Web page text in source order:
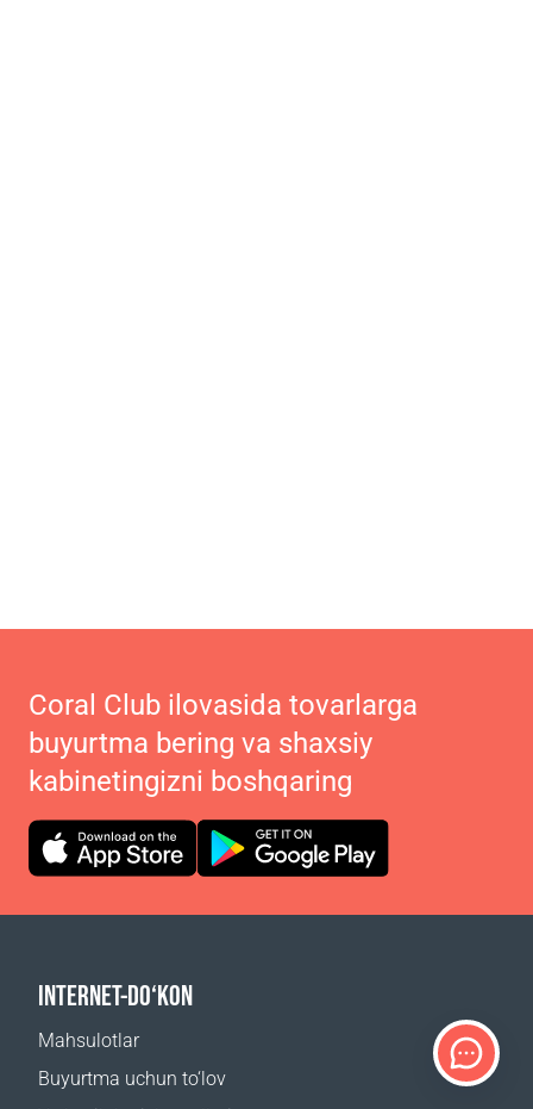
Coral Club ilovasida tovarlarga
buyurtma bering va shaxsiy
kabinetingizni boshqaring
INTERNET-DO‘KON
Mahsulotlar
Buyurtma uchun to‘lov